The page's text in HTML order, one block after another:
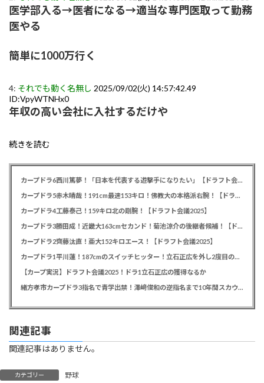
医学部入る→医者になる→適当な専門医取って勤務
医やる
簡単に1000万行く
4: それでも動く名無し 2025/09/02(火) 14:57:42.49
ID:VpyWTNHx0
年収の高い会社に入社するだけや
続きを読む
カープドラ6西川篤夢！「日本を代表する遊撃手になりたい」【ドラフト会議2025】
カープドラ5赤木晴哉！191cm最速153キロ！佛教大の本格派右腕！【ドラフト会議2025】
カープドラ4工藤泰己！159キロ北の剛腕！【ドラフト会議2025】
カープドラ3勝田成！近畿大163cmセカンド！菊池涼介の後継者候補！【ドラフト会議2025】
カープドラ2齊藤汰直！亜大152キロエース！【ドラフト会議2025】
カープドラ1平川蓮！187cmのスイッチヒッター！立石正広を外し2度目の重複も新井監督がクジを引き当てる！【ドラフト会議2025】
【カープ実況】ドラフト会議2025！ドラ1立石正広の獲得なるか
緒方孝市カープドラ3指名で青学出禁！澤﨑俊和の逆指名まで10年間スカウト出禁
関連記事
関連記事はありません。
カテゴリー 野球